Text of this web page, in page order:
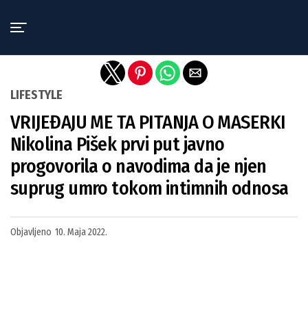
LIFESTYLE
VRIJEĐAJU ME TA PITANJA O MASERKI
Nikolina Pišek prvi put javno
progovorila o navodima da je njen
suprug umro tokom intimnih odnosa
Objavljeno 10. Maja 2022.